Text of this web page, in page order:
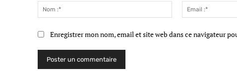
:*
Enregistrer mon nom, email et site web dans ce navigateur